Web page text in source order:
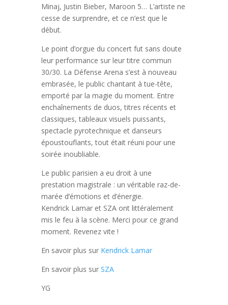
Minaj, Justin Bieber, Maroon 5… L’artiste ne
cesse de surprendre, et ce n’est que le
début.
Le point d’orgue du concert fut sans doute
leur performance sur leur titre commun
30/30. La Défense Arena s’est à nouveau
embrasée, le public chantant à tue-tête,
emporté par la magie du moment. Entre
enchaînements de duos, titres récents et
classiques, tableaux visuels puissants,
spectacle pyrotechnique et danseurs
époustouflants, tout était réuni pour une
soirée inoubliable.
Le public parisien a eu droit à une
prestation magistrale : un véritable raz-de-
marée d’émotions et d’énergie.
Kendrick Lamar et SZA ont littéralement
mis le feu à la scène. Merci pour ce grand
moment. Revenez vite !
En savoir plus sur Kendrick Lamar
En savoir plus sur SZA
YG